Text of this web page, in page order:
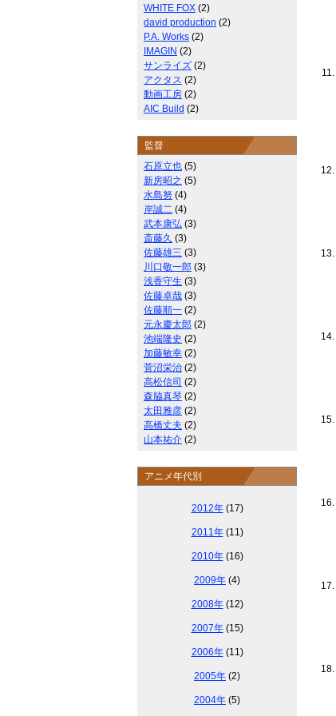
WHITE FOX (2)
david production (2)
P.A. Works (2)
IMAGIN (2)
サンライズ (2)
アクタス (2)
動画工房 (2)
AIC Build (2)
監督
石原立也 (5)
新房昭之 (5)
水島努 (4)
岸誠二 (4)
武本康弘 (3)
斎藤久 (3)
佐藤雄三 (3)
川口敬一郎 (3)
浅香守生 (3)
佐藤卓哉 (3)
佐藤順一 (2)
元永慶太郎 (2)
池端隆史 (2)
加藤敏幸 (2)
菅沼栄治 (2)
高松信司 (2)
森脇真琴 (2)
太田雅彦 (2)
高橋丈夫 (2)
山本祐介 (2)
アニメ年代別
2012年(17)
2011年(11)
2010年(16)
2009年 (4)
2008年(12)
2007年(15)
2006年(11)
2005年 (2)
2004年 (5)